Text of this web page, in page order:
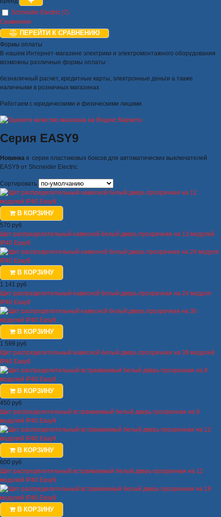
Schneider Electric (7)
Сравнение
ПЕРЕЙТИ К СРАВНЕНИЮ
Формы оплаты
В нашем Интернет-магазине электрики и электромонтажного оборудования
возможны различные формы оплаты :
безналичный расчет, кредитные карты, электронные деньги а также
наличными в розничных магазинах
Работаем с юридическими и физическими лицами.
Серия EASY9
Новинка в серии пластиковых боксов для автоматических выключателей
EASY9 от Shcneider Electric
Сортировать
В КОРЗИНУ
570 руб
Щит распределительный навесной белый дверь прозрачная на 12 модулей
IP40 Easy9
В КОРЗИНУ
1 141 руб
Щит распределительный навесной белый дверь прозрачная на 24 модуля
IP40 Easy9
В КОРЗИНУ
1 599 руб
Щит распределительный навесной белый дверь прозрачная на 36 модулей
IP40 Easy9
В КОРЗИНУ
450 руб
Щит распределительный встраиваемый белый дверь прозрачная на 8
модулей IP40 Easy9
В КОРЗИНУ
600 руб
Щит распределительный встраиваемый белый дверь прозрачная на 12
модулей IP40 Easy9
В КОРЗИНУ